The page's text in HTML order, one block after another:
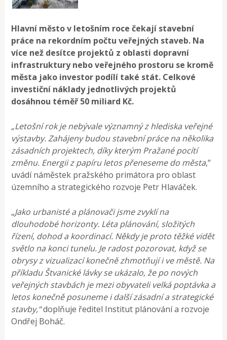
Hlavní město v letošním roce čekají stavební
práce na rekordním počtu veřejných staveb. Na
více než desítce projektů z oblasti dopravní
infrastruktury nebo veřejného prostoru se kromě
města jako investor podílí také stát. Celkové
investiční náklady jednotlivých projektů
dosáhnou téměř 50 miliard Kč.
„Letošní rok je nebývale významný z hlediska veřejné
výstavby. Zahájeny budou stavební práce na několika
zásadních projektech, díky kterým Pražané pocítí
změnu. Energii z papíru letos přeneseme do města,“
uvádí náměstek pražského primátora pro oblast
územního a strategického rozvoje Petr Hlaváček.
„Jako urbanisté a plánovači jsme zvyklí na
dlouhodobé horizonty. Léta plánování, složitých
řízení, dohod a koordinací. Někdy je proto těžké vidět
světlo na konci tunelu. Je radost pozorovat, když se
obrysy z vizualizací konečně zhmotňují i ve městě. Na
příkladu Štvanické lávky se ukázalo, že po nových
veřejných stavbách je mezi obyvateli velká poptávka a
letos konečně posuneme i další zásadní a strategické
stavby,“doplňuje ředitel Institut plánování a rozvoje
Ondřej Boháč.